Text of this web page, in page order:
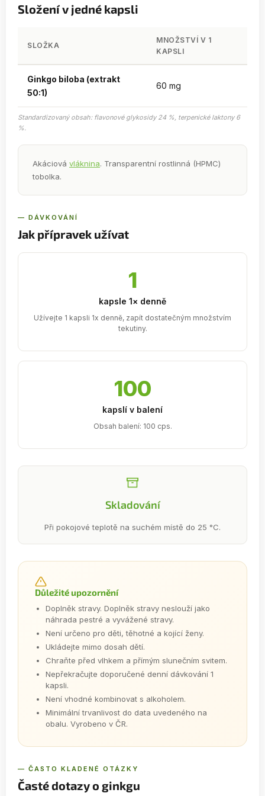
Složení v jedné kapsli
SLOŽKA
MNOŽSTVÍ V 1
KAPSLI
Ginkgo biloba (extrakt
50:1)
60 mg
Standardizovaný obsah: flavonové glykosidy 24 %, terpenické laktony 6
%.
Akáciová vláknina. Transparentní rostlinná (HPMC)
tobolka.
— DÁVKOVÁNÍ
Jak přípravek užívat
1
kapsle 1× denně
Užívejte 1 kapsli 1x denně, zapít dostatečným množstvím
tekutiny.
100
kapslí v balení
Obsah balení: 100 cps.
Skladování
Při pokojové teplotě na suchém místě do 25 °C.
Důležité upozornění
Doplněk stravy. Doplněk stravy neslouží jako
náhrada pestré a vyvážené stravy.
Není určeno pro děti, těhotné a kojící ženy.
Ukládejte mimo dosah dětí.
Chraňte před vlhkem a přímým slunečním svitem.
Nepřekračujte doporučené denní dávkování 1
kapsli.
Není vhodné kombinovat s alkoholem.
Minimální trvanlivost do data uvedeného na
obalu. Vyrobeno v ČR.
— ČASTO KLADENÉ OTÁZKY
Časté dotazy o ginkgu